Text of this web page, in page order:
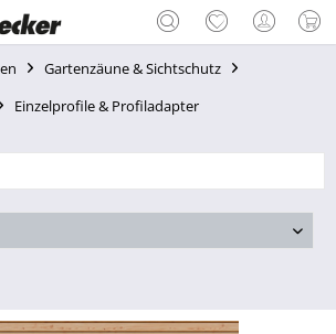
Gartenzäune & Sichtschutz
Einzelprofile & Profiladapter